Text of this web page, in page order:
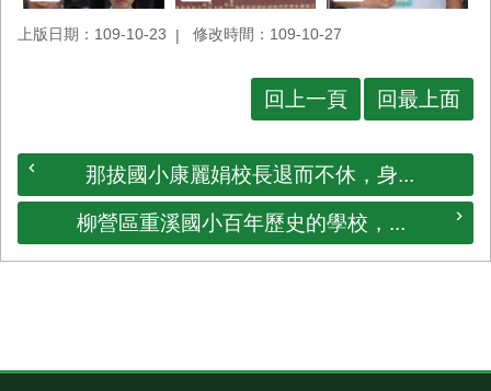
上版日期：109-10-23 修改時間：109-10-27
回上一頁 回最上面
那拔國小康麗娟校長退而不休，身...
柳營區重溪國小百年歷史的學校，...